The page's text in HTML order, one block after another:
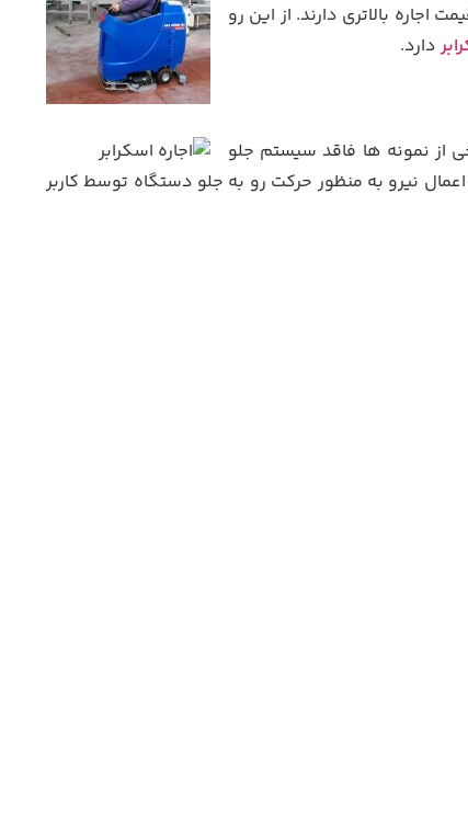
بالاتری دارند. از این رو
دارد.
از نمونه ها فاقد سیستم جلو
نیرو به منظور حرکت رو به جلو دستگاه توسط کاربر